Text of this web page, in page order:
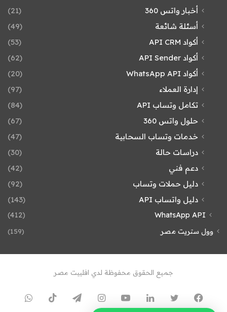
أخبار واتس 360
(21)
أسئلة شائعة
(49)
أكواد API CRM
(53)
أكواد API Sender
(62)
أكواد WhatsApp API
(20)
إدارة العملاء
(97)
تكامل وتساب API
(84)
حلول واتس 360
(67)
خدمات وتساب السحابية
(47)
دراسات حالة
(30)
دعم فني
(42)
دليل حملات وتساب
(92)
دليل واتساب API
(143)
WhatsApp API
(412)
وول ستريت مصر (159)
جميع الحقوق محفوظة لدي افلييت مصر
فيسبوكتويتر لينكدإن يوتيوب انستقرامتيلقرام TikTok